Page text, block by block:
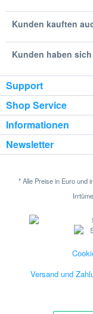
Kunden kauften
Kunden haben
Support
Shop Service
Informationen
Newsletter
* Alle Preise in Euro und
Versand und